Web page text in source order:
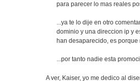
para parecer lo mas reales
...ya te lo dije en otro
dominio y una direccion ip y
han desaparecido, es
...por tanto nadie esta
A ver, Kaiser, yo me dedico al